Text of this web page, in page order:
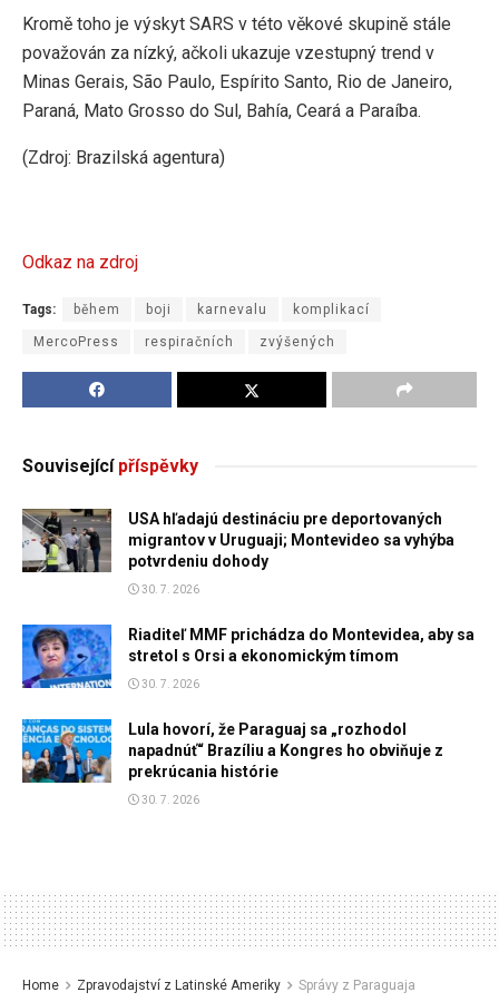
Kromě toho je výskyt SARS v této věkové skupině stále
považován za nízký, ačkoli ukazuje vzestupný trend v
Minas Gerais, São Paulo, Espírito Santo, Rio de Janeiro,
Paraná, Mato Grosso do Sul, Bahía, Ceará a Paraíba.
(Zdroj: Brazilská agentura)
Odkaz na zdroj
Tags: během boji karnevalu komplikací
MercoPress respiračních zvýšených
Souvisejícípříspěvky
USA hľadajú destináciu pre deportovaných
migrantov v Uruguaji; Montevideo sa vyhýba
potvrdeniu dohody
30. 7. 2026
Riaditeľ MMF prichádza do Montevidea, aby sa
stretol s Orsi a ekonomickým tímom
30. 7. 2026
Lula hovorí, že Paraguaj sa „rozhodol
napadnúť“ Brazíliu a Kongres ho obviňuje z
prekrúcania histórie
30. 7. 2026
Home Zpravodajství z Latinské Ameriky Správy z Paraguaja